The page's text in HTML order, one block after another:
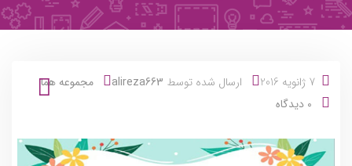
7 ژانویه 2016 ارسال شده توسط alireza663
مجموعه هما
0 دیدگاه